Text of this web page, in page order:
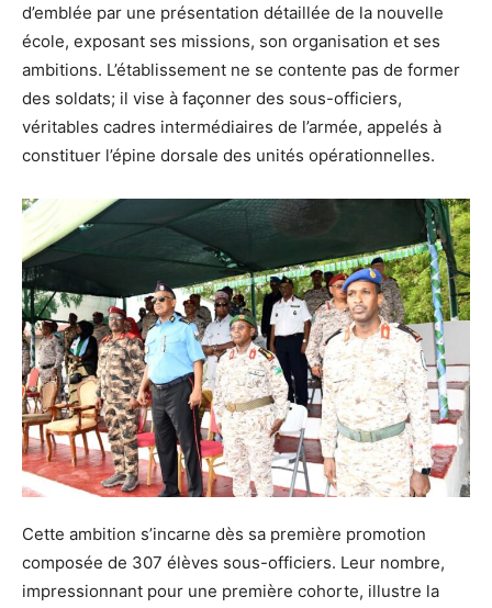
d’emblée par une présentation détaillée de la nouvelle
école, exposant ses missions, son organisation et ses
ambitions. L’établissement ne se contente pas de former
des soldats; il vise à façonner des sous-officiers,
véritables cadres intermédiaires de l’armée, appelés à
constituer l’épine dorsale des unités opérationnelles.
Cette ambition s’incarne dès sa première promotion
composée de 307 élèves sous-officiers. Leur nombre,
impressionnant pour une première cohorte, illustre la